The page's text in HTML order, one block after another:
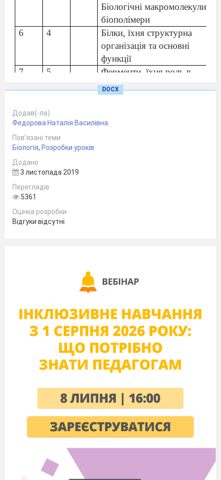
Біологічні макромолекули –
біополімери
6
4
Білки, їхня структурна
організація та основні
функції
7
5
Ферменти, їхня роль в
клітині
8 6
9
7
Нуклеїнові кислоти. Роль
10 8
Тема 2. Структура клітини
13
2
Структура еукаріотичної
клітини: клітинна мембрана.
Структура еукаріотичної
клітини: цитоплазма та
основні клітинні органели.
Ядро, його структурна
організація та функції.
5
Типи клітин та їхня
порівняльна характеристика:
прокаріотична та
еукаріотична клітина,
рослинна та тваринна
DOCX
Додав(-ла)
Федорова Наталія Василівна
Пов’язані теми
Біологія, Розробки уроків
Додано
3 листопада 2019
Переглядів
5361
Оцінка розробки
Відгуки відсутні